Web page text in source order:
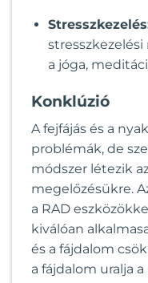
a jóga,
Konklúzió
A fejfájás és a
problémák, de
módszer létezik
megelőzésükre.
a RAD
kiválóan
és a fájdalom
a fájdalom uralja